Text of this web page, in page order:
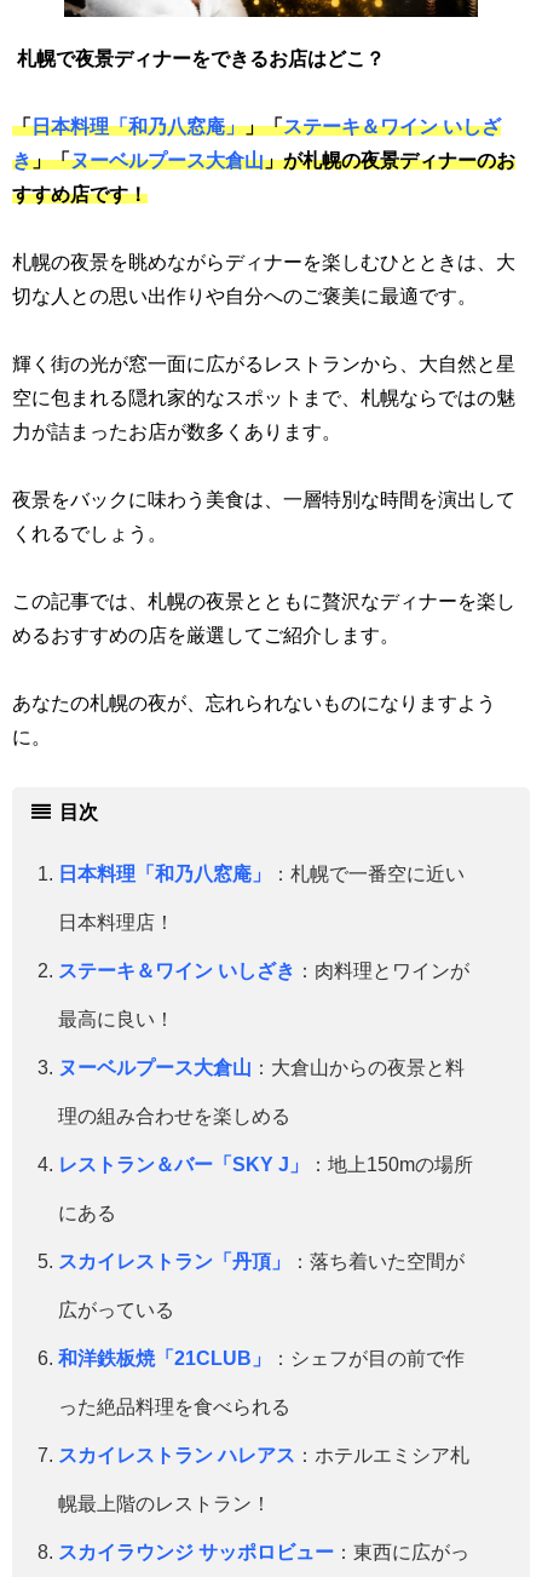
札幌で夜景ディナーをできるお店はどこ？
「日本料理「和乃八窓庵」」「ステーキ＆ワイン いしざ
き」「ヌーベルプース大倉山」が札幌の夜景ディナーのお
すすめ店です！
札幌の夜景を眺めながらディナーを楽しむひとときは、大
切な人との思い出作りや自分へのご褒美に最適です。
輝く街の光が窓一面に広がるレストランから、大自然と星
空に包まれる隠れ家的なスポットまで、札幌ならではの魅
力が詰まったお店が数多くあります。
夜景をバックに味わう美食は、一層特別な時間を演出して
くれるでしょう。
この記事では、札幌の夜景とともに贅沢なディナーを楽し
めるおすすめの店を厳選してご紹介します。
あなたの札幌の夜が、忘れられないものになりますよう
に。
目次
日本料理「和乃八窓庵」 ：札幌で一番空に近い
日本料理店！
ステーキ＆ワイン いしざき ：肉料理とワインが
最高に良い！
ヌーベルプース大倉山 ：大倉山からの夜景と料
理の組み合わせを楽しめる
レストラン＆バー「SKY J」 ：地上150mの場所
にある
スカイレストラン「丹頂」 ：落ち着いた空間が
広がっている
和洋鉄板焼「21CLUB」 ：シェフが目の前で作
った絶品料理を食べられる
スカイレストラン ハレアス ：ホテルエミシア札
幌最上階のレストラン！
スカイラウンジ サッポロビュー ：東西に広がっ